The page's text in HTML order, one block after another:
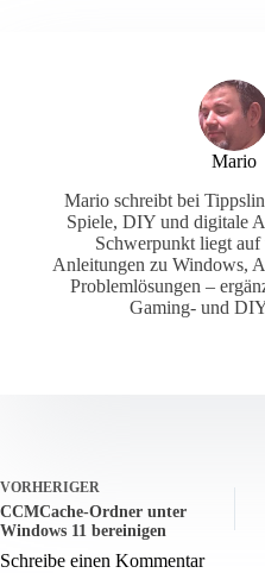
Mario
Mario schreibt bei
Spiele, DIY und digitale
Schwerpunkt liegt auf
Anleitungen zu Windows,
Problemlösungen –
Gaming- und
VORHERIGER
CCMCache-Ordner unter
Windows 11 bereinigen
Schreibe einen Kommentar